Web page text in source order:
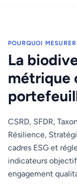
POURQUOI
La
métrique
CSRD, SFDR,
Résilience,
cadres ESG et
indicateurs
engagement